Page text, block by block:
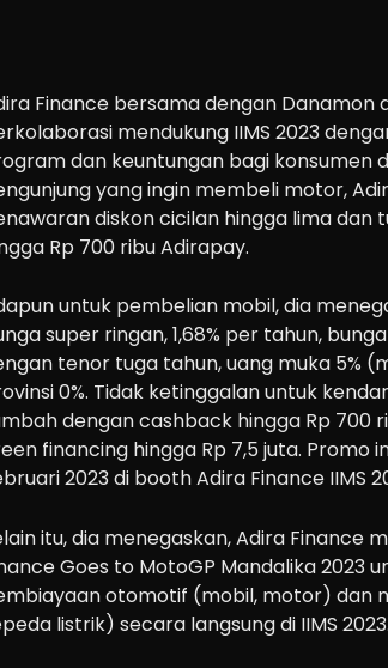
Finance bersama dengan Danamon
mendukung IIMS 2023
dan keuntungan bagi konsumen
yang ingin membeli motor,
diskon cicilan hingga lima dan
Rp 700 ribu Adirapay.
untuk pembelian mobil, dia
super ringan, 1,68% per tahun,
tenor tuga tahun, uang muka 5%
0%. Tidak ketinggalan untuk
dengan cashback hingga Rp 700
financinghingga Rp 7,5 juta. Promo
2023 di boothAdira Finance IIMS
itu, dia menegaskan, Adira Finance
Goes to MotoGP Mandalika 2023
otomotif (mobil, motor) dan
listrik) secara langsung di IIMS 2023.